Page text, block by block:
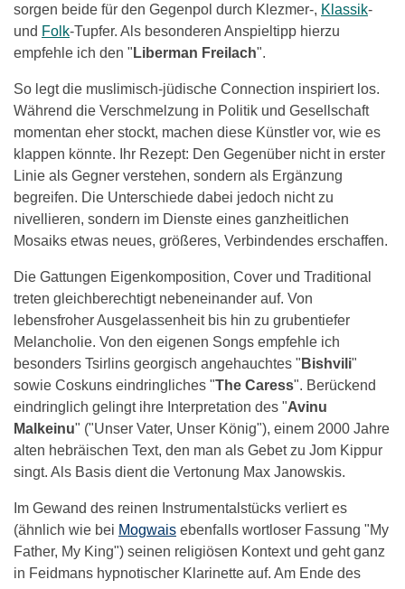
sorgen beide für den Gegenpol durch Klezmer-, Klassik-
und Folk-Tupfer. Als besonderen Anspieltipp hierzu
empfehle ich den " Liberman Freilach".
So legt die muslimisch-jüdische Connection inspiriert los.
Während die Verschmelzung in Politik und Gesellschaft
momentan eher stockt, machen diese Künstler vor, wie es
klappen könnte. Ihr Rezept: Den Gegenüber nicht in erster
Linie als Gegner verstehen, sondern als Ergänzung
begreifen. Die Unterschiede dabei jedoch nicht zu
nivellieren, sondern im Dienste eines ganzheitlichen
Mosaiks etwas neues, größeres, Verbindendes erschaffen.
Die Gattungen Eigenkomposition, Cover und Traditional
treten gleichberechtigt nebeneinander auf. Von
lebensfroher Ausgelassenheit bis hin zu grubentiefer
Melancholie. Von den eigenen Songs empfehle ich
besonders Tsirlins georgisch angehauchtes " Bishvili"
sowie Coskuns eindringliches "The Caress". Berückend
eindringlich gelingt ihre Interpretation des "Avinu
Malkeinu" ("Unser Vater, Unser König"), einem 2000 Jahre
alten hebräischen Text, den man als Gebet zu Jom Kippur
singt. Als Basis dient die Vertonung Max Janowskis.
Im Gewand des reinen Instrumentalstücks verliert es
(ähnlich wie bei Mogwais ebenfalls wortloser Fassung "My
Father, My King") seinen religiösen Kontext und geht ganz
in Feidmans hypnotischer Klarinette auf. Am Ende des